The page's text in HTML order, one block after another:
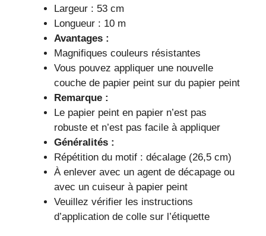
Largeur : 53 cm
Longueur : 10 m
Avantages :
Magnifiques couleurs résistantes
Vous pouvez appliquer une nouvelle
couche de papier peint sur du papier peint
Remarque :
Le papier peint en papier n’est pas
robuste et n’est pas facile à appliquer
Généralités :
Répétition du motif : décalage (26,5 cm)
À enlever avec un agent de décapage ou
avec un cuiseur à papier peint
Veuillez vérifier les instructions
d’application de colle sur l’étiquette